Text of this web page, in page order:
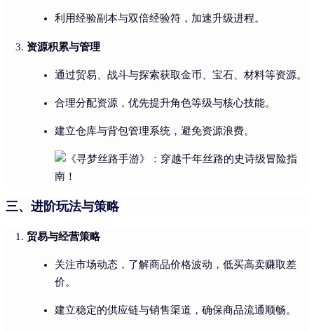
利用经验副本与双倍经验符，加速升级进程。
资源积累与管理
通过贸易、战斗与探索获取金币、宝石、材料等资源。
合理分配资源，优先提升角色等级与核心技能。
建立仓库与背包管理系统，避免资源浪费。
三、进阶玩法与策略
贸易与经营策略
关注市场动态，了解商品价格波动，低买高卖赚取差
价。
建立稳定的供应链与销售渠道，确保商品流通顺畅。